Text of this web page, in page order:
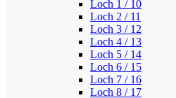
Loch 1 / 10
Loch 2 / 11
Loch 3 / 12
Loch 4 / 13
Loch 5 / 14
Loch 6 / 15
Loch 7 / 16
Loch 8 / 17